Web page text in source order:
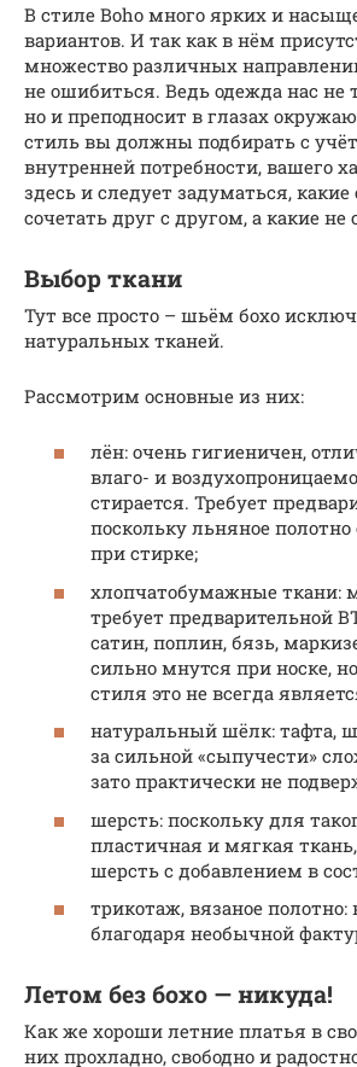
В стиле Boho много ярких и
вариантов. И так как в нём
множество различных
не ошибиться. Ведь одежда нас не
но и преподносит в глазах
стиль вы должны подбирать с
внутренней потребности, вашего
здесь и следует задуматься,
сочетать друг с другом, а какие не
Выбор ткани
Тут все просто – шьём бохо
натуральных тканей.
Рассмотрим основные из них:
лён: очень гигиеничен,
влаго- и
стирается. Требует
поскольку льняное полотно
при стирке;
хлопчатобумажные ткани:
требует предварительной
сатин, поплин, бязь,
сильно мнутся при носке,
стиля это не всегда
натуральный шёлк: тафта,
за сильной «сыпучести»
зато практически не
шерсть: поскольку для
пластичная и мягкая
шерсть с добавлением в
трикотаж, вязаное полотно:
благодаря необычной
Летом без бохо — никуда!
Как же хороши летние платья в
них прохладно, свободно и